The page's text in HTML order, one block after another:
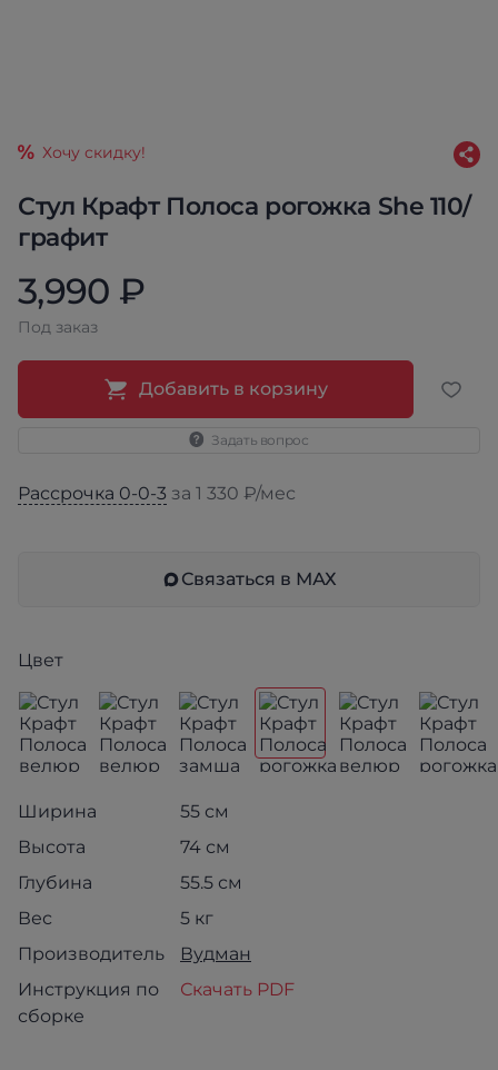
Стул Крафт Полоса рогожка She 110/
графит
Хочу скидку!
3,990 ₽
Под заказ
Добавить в корзину
Задать вопрос
Рассрочка 0-0-3 за 1 330 ₽/мес
Связаться в МАХ
Цвет
Ширина
55 см
Высота
74 см
Глубина
55.5 см
Вес
5 кг
Производитель
Вудман
Инструкция по
сборке
Скачать PDF